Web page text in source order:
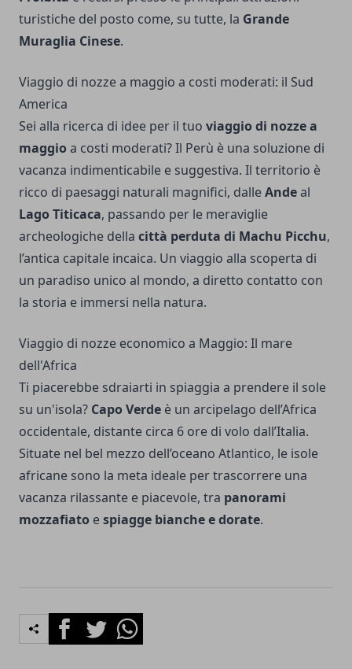
turistiche del posto come, su tutte, la Grande
Muraglia Cinese.
Viaggio di nozze a maggio a costi moderati: il Sud
America
Sei alla ricerca di idee per il tuo viaggio di nozze a
maggio a costi moderati? Il Perù è una soluzione di
vacanza indimenticabile e suggestiva. Il territorio è
ricco di paesaggi naturali magnifici, dalleAndeal
Lago Titicaca, passando per le meraviglie
archeologiche della città perduta di Machu Picchu,
l’antica capitale incaica. Un viaggio alla scoperta di
un paradiso unico al mondo, a diretto contatto con
la storia e immersi nella natura.
Viaggio di nozze economico a Maggio: Il mare
dell'Africa
Ti piacerebbe sdraiarti in spiaggia a prendere il sole
su un'isola? Capo Verde è un arcipelago dell’Africa
occidentale, distante circa 6 ore di volo dall’Italia.
Situate nel bel mezzo dell’oceano Atlantico, le isole
africane sono la meta ideale per trascorrere una
vacanza rilassante e piacevole, tra panorami
mozzafiato espiagge bianche e dorate.
FacebookTwitterWhatsapp